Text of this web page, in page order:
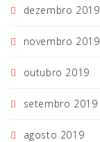
dezembro 2019
novembro 2019
outubro 2019
setembro 2019
agosto 2019